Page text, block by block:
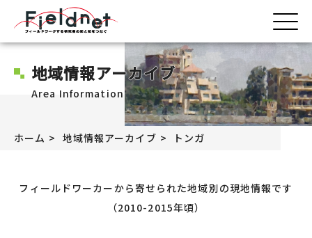
地域情報アーカイブ
Area Information
ホーム 地域情報アーカイブ トンガ
フィールドワーカーから寄せられた地域別の現地情報です
（2010-2015年頃）